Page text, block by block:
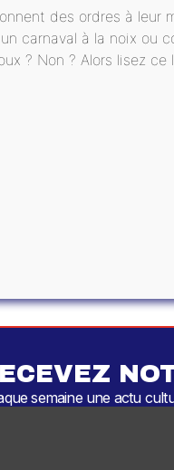
des ordres à leur
carnaval à la noix ou
? Non ? Alors lisez ce
semaine une actu